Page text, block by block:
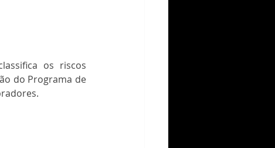
os riscos
do Programa de